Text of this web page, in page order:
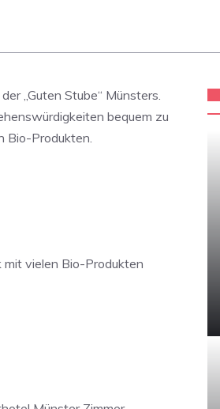
„Guten Stube“ Münsters.
bequem zu
Bio-Produkten.
vielen Bio-Produkten